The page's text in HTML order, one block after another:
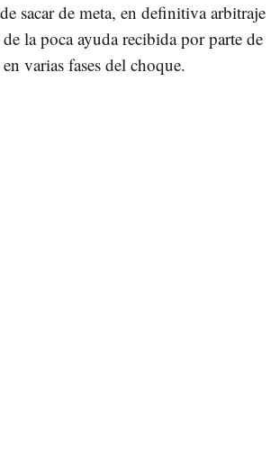
sacar de meta, en definitiva arbitraje
de la poca ayuda recibida por parte de
varias fases del choque.